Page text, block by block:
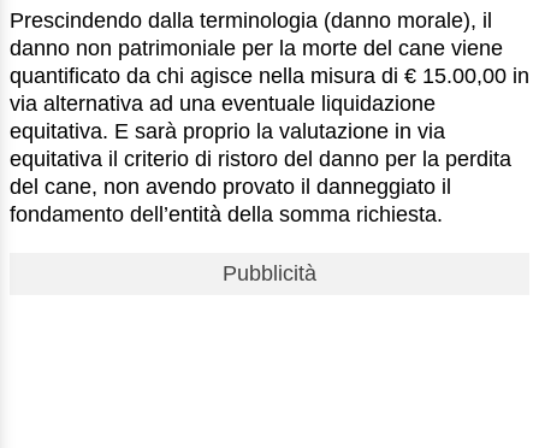
Prescindendo dalla terminologia (danno morale), il
danno non patrimoniale per la morte del cane viene
quantificato da chi agisce nella misura di € 15.00,00 in
via alternativa ad una eventuale liquidazione
equitativa. E sarà proprio la valutazione in via
equitativa il criterio di ristoro del danno per la perdita
del cane, non avendo provato il danneggiato il
fondamento dell’entità della somma richiesta.
Pubblicità